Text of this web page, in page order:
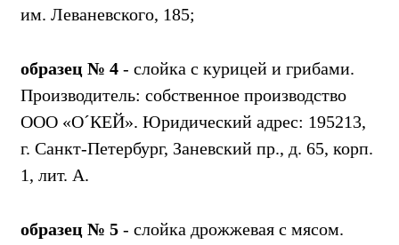
им. Леваневского, 185;
образец № 4 - слойка с курицей и грибами.
Производитель: собственное производство
ООО «О´КЕЙ». Юридический адрес: 195213,
г. Санкт-Петербург, Заневский пр., д. 65, корп.
1, лит. А.
образец № 5 - слойка дрожжевая с мясом.